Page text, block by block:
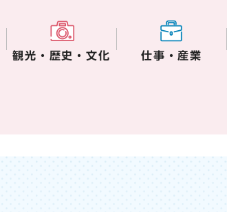
観光・歴史・文化 仕事・産業